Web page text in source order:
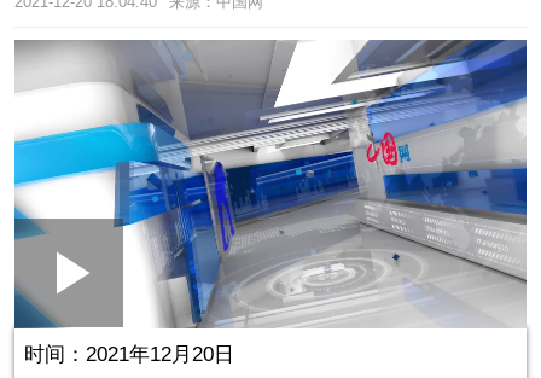
Play
Video
Picture-
Picture
时间：2021年12月20日